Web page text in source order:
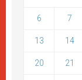
6 7
13 14
20 21